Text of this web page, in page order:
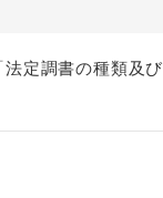
定調書の種類及び